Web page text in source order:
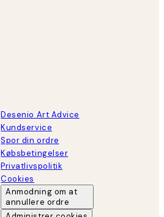
Desenio Art Advice
Kundservice
Spor din ordre
Købsbetingelser
Privatlivspolitik
Cookies
Anmodning om at
annullere ordre